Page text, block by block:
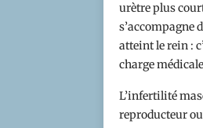
urètre plus
s’accompagne
atteint le rein :
charge
L’infertilité
reproducteur